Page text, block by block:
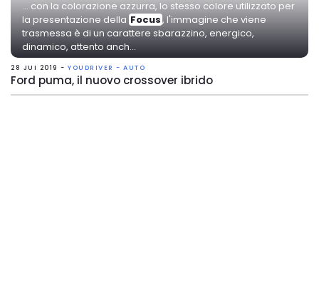
... con la colorazione azzurra, lo stesso colore utilizzato per
la presentazione della Focus, l'immagine che viene
trasmessa è di un carattere sbarazzino, energico,
dinamico, attento anch...
28 JUI 2019 - YOUDRIVER - AUTO
Ford puma, il nuovo crossover ibrido